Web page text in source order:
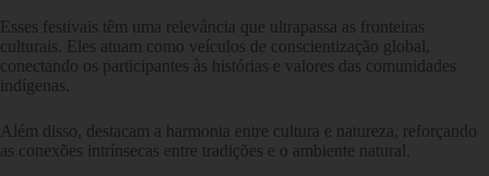
Esses festivais têm uma relevância que ultrapassa as fronteiras
culturais. Eles atuam como veículos de conscientização global,
conectando os participantes às histórias e valores das comunidades
indígenas.
Além disso, destacam a harmonia entre cultura e natureza, reforçando
as conexões intrínsecas entre tradições e o ambiente natural.